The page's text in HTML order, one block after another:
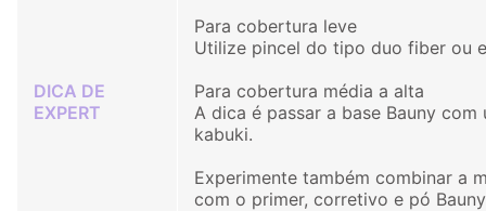
DICA DE
EXPERT
Para cobertura leve
Utilize pincel do tipo duo fiber ou
Para cobertura média a alta
A dica é passar a base Bauny com
kabuki.
Experimente também combinar a
com o primer, corretivo e pó